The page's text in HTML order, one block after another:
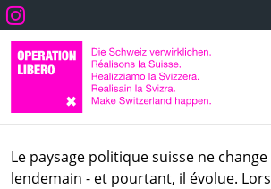
Aller
au
contenu
principal
Instagram
Le paysage politique suisse ne
lendemain - et pourtant, il évolue.